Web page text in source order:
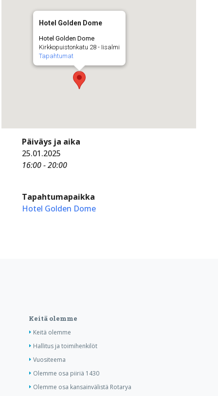
Hotel Golden Dome
Hotel Golden Dome
Kirkkopuistonkatu 28 - Iisalmi
Tapahtumat
Päiväys ja aika
25.01.2025
16:00 - 20:00
Tapahtumapaikka
Hotel Golden Dome
Keitä olemme
Keitä olemme
Hallitus ja toimihenkilöt
Vuositeema
Olemme osa piiriä 1430
Olemme osa kansainvälistä Rotarya